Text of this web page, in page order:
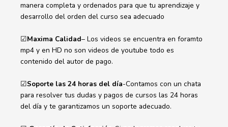
manera completa y ordenados para que tu aprendizaje y
desarrollo del orden del curso sea adecuado
☑Maxima Calidad– Los videos se encuentra en foramto
mp4 y en HD no son videos de youtube todo es
contenido del autor de pago.
☑Soporte las 24 horas del día-Contamos con un chata
para resolver tus dudas y pagos de cursos las 24 horas
del día y te garantizamos un soporte adecuado.